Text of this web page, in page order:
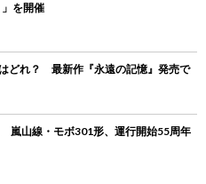
を開催
どれ？ 最新作『永遠の記憶』発売で
嵐山線・モボ301形、運行開始55周年